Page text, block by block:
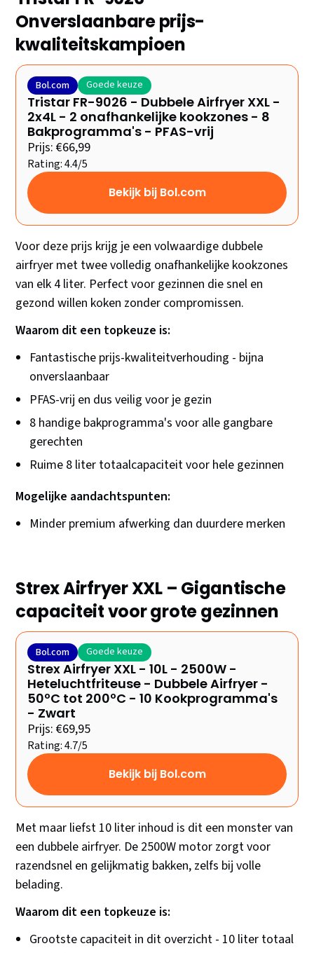
Onverslaanbare prijs-
kwaliteitskampioen
Bol.com Goede keuze
Tristar FR-9026 - Dubbele Airfryer XXL -
2x4L - 2 onafhankelijke kookzones - 8
Bakprogramma's - PFAS-vrij
Prijs: €66,99
Rating: 4.4/5
Bekijk bij Bol.com
Voor deze prijs krijg je een volwaardige dubbele
airfryer met twee volledig onafhankelijke kookzones
van elk 4 liter. Perfect voor gezinnen die snel en
gezond willen koken zonder compromissen.
Waarom dit een topkeuze is:
Fantastische prijs-kwaliteitverhouding - bijna
onverslaanbaar
PFAS-vrij en dus veilig voor je gezin
8 handige bakprogramma's voor alle gangbare
gerechten
Ruime 8 liter totaalcapaciteit voor hele gezinnen
Mogelijke aandachtspunten:
Minder premium afwerking dan duurdere merken
Strex Airfryer XXL – Gigantische
capaciteit voor grote gezinnen
Bol.com Goede keuze
Strex Airfryer XXL - 10L - 2500W -
Heteluchtfriteuse - Dubbele Airfryer -
50ºC tot 200ºC - 10 Kookprogramma's
- Zwart
Prijs: €69,95
Rating: 4.7/5
Bekijk bij Bol.com
Met maar liefst 10 liter inhoud is dit een monster van
een dubbele airfryer. De 2500W motor zorgt voor
razendsnel en gelijkmatig bakken, zelfs bij volle
belading.
Waarom dit een topkeuze is:
Grootste capaciteit in dit overzicht - 10 liter totaal